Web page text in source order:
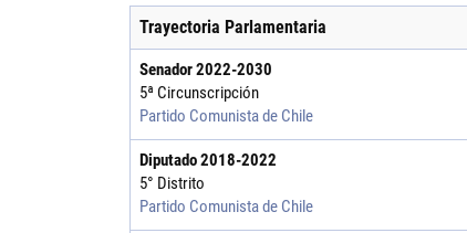
Trayectoria Parlamentaria
Senador2022-2030
5ª Circunscripción
Partido Comunista de Chile
Diputado2018-2022
5° Distrito
Partido Comunista de Chile